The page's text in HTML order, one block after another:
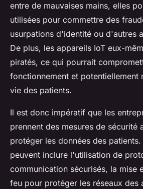
entre de mauvaises mains, elles
utilisées pour commettre des
usurpations d'identité ou d'autres
De plus, les appareils IoT eux-
piratés, ce qui pourrait
fonctionnement et potentiellement
vie des patients.
Il est donc impératif que les
prennent des mesures de sécurité
protéger les données des patients.
peuvent inclure l'utilisation de
communication sécurisés, la mise
feu pour protéger les réseaux des